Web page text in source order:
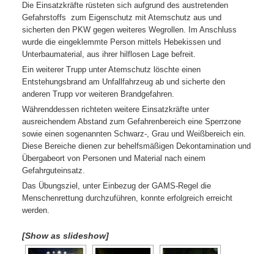
Die Einsatzkräfte rüsteten sich aufgrund des austretenden
Gefahrstoffs zum Eigenschutz mit Atemschutz aus und
sicherten den PKW gegen weiteres Wegrollen. Im Anschluss
wurde die eingeklemmte Person mittels Hebekissen und
Unterbaumaterial, aus ihrer hilflosen Lage befreit.
Ein weiterer Trupp unter Atemschutz löschte einen
Entstehungsbrand am Unfallfahrzeug ab und sicherte den
anderen Trupp vor weiteren Brandgefahren.
Währenddessen richteten weitere Einsatzkräfte unter
ausreichendem Abstand zum Gefahrenbereich eine Sperrzone
sowie einen sogenannten Schwarz-, Grau und Weißbereich ein.
Diese Bereiche dienen zur behelfsmäßigen Dekontamination und
Übergabeort von Personen und Material nach einem
Gefahrguteinsatz.
Das Übungsziel, unter Einbezug der GAMS-Regel die
Menschenrettung durchzuführen, konnte erfolgreich erreicht
werden.
[Show as slideshow]